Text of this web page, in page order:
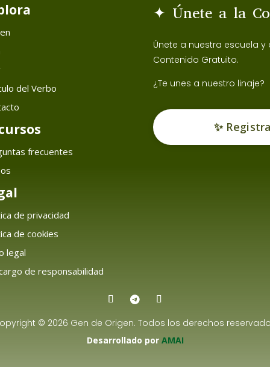
del Verbo
frecuentes
de privacidad
de cookies
legal
de responsabilidad
✦ Únete a la
Únete a nuestra escuela
Contenido Gratuito.
¿Te unes a nuestro linaje?
✨
© 2026 Gen de Origen. Todos los derechos
Desarrollado por AMAI